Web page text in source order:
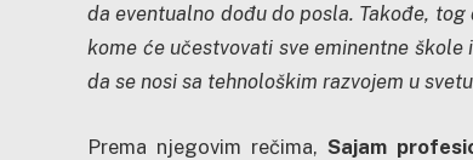
da eventualno dođu do posla. Takođe,
kome će učestvovati sve eminentne
da se nosi sa tehnološkim razvojem u svetu
Prema njegovim rečima,Sajam